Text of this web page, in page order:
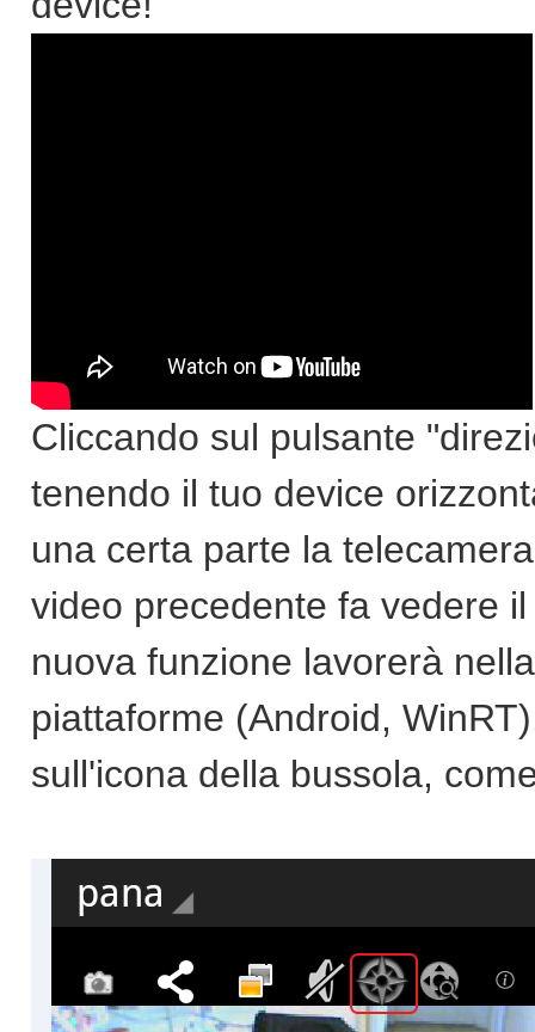
Cliccando sul pulsante
tenendo il tuo device
una certa parte la
video precedente fa vedere
nuova funzione lavorerà
piattaforme (Android,
sull'icona della bussola,